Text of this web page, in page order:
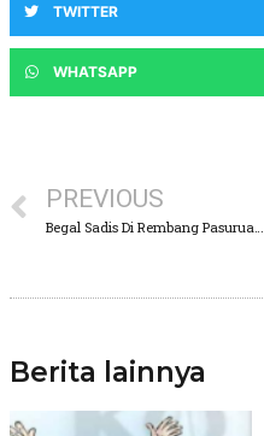
TWITTER
WHATSAPP
PREVIOUS
Berita lainnya